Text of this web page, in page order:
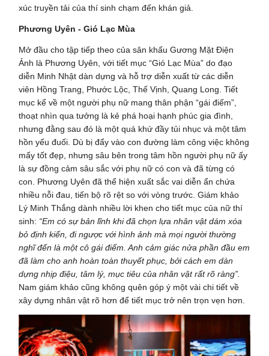
xúc truyền tải của thí sinh chạm đến khán giả.
Phương Uyên - Gió Lạc Mùa
Mở đầu cho tập tiếp theo của sân khấu Gương Mặt Điện
Ảnh là Phương Uyên, với tiết mục “Gió Lạc Mùa” do đạo
diễn Minh Nhật dàn dựng và hỗ trợ diễn xuất từ các diễn
viên Hồng Trang, Phước Lộc, Thế Vịnh, Quang Long. Tiết
mục kể về một người phụ nữ mang thân phận “gái điếm”,
thoạt nhìn qua tưởng là kẻ phá hoại hạnh phúc gia đình,
nhưng đằng sau đó là một quá khứ đầy tủi nhục và một tâm
hồn yếu đuối. Dù bị đẩy vào con đường làm công việc không
mấy tốt đẹp, nhưng sâu bên trong tâm hồn người phụ nữ ấy
là sự đồng cảm sâu sắc với phụ nữ có con và đã từng có
con. Phương Uyên đã thể hiện xuất sắc vai diễn ẩn chứa
nhiều nỗi đau, tiến bộ rõ rệt so với vòng trước. Giám khảo
Lý Minh Thắng dành nhiều lời khen cho tiết mục của nữ thí
sinh: “Em có sự bản lĩnh khi đã chọn lựa nhân vật dám xóa
bỏ định kiến, đi ngược với hình ảnh mà mọi người thường
nghĩ đến là một cô gái điếm. Anh cảm giác nửa phần đầu em
đã làm cho anh hoàn toàn thuyết phục, bởi cách em dàn
dựng nhịp điệu, tâm lý, mục tiêu của nhân vật rất rõ ràng”.
Nam giám khảo cũng không quên góp ý một vài chi tiết về
xây dựng nhân vật rõ hơn để tiết mục trở nên trọn vẹn hơn.